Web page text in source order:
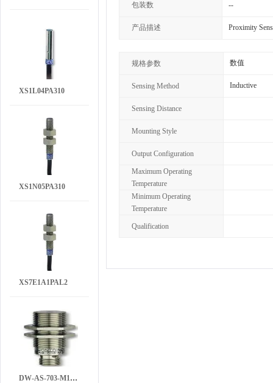
XS1L04PA310
XS1N05PA310
XS7E1A1PAL2
DW-AS-703-M18-002
包装数 --
产品描述 Proximity
规格参数 数值
Sensing Method Inductive
Sensing Distance
Mounting Style
Output Configuration
Maximum Operating
Temperature
Minimum Operating
Temperature
Qualification